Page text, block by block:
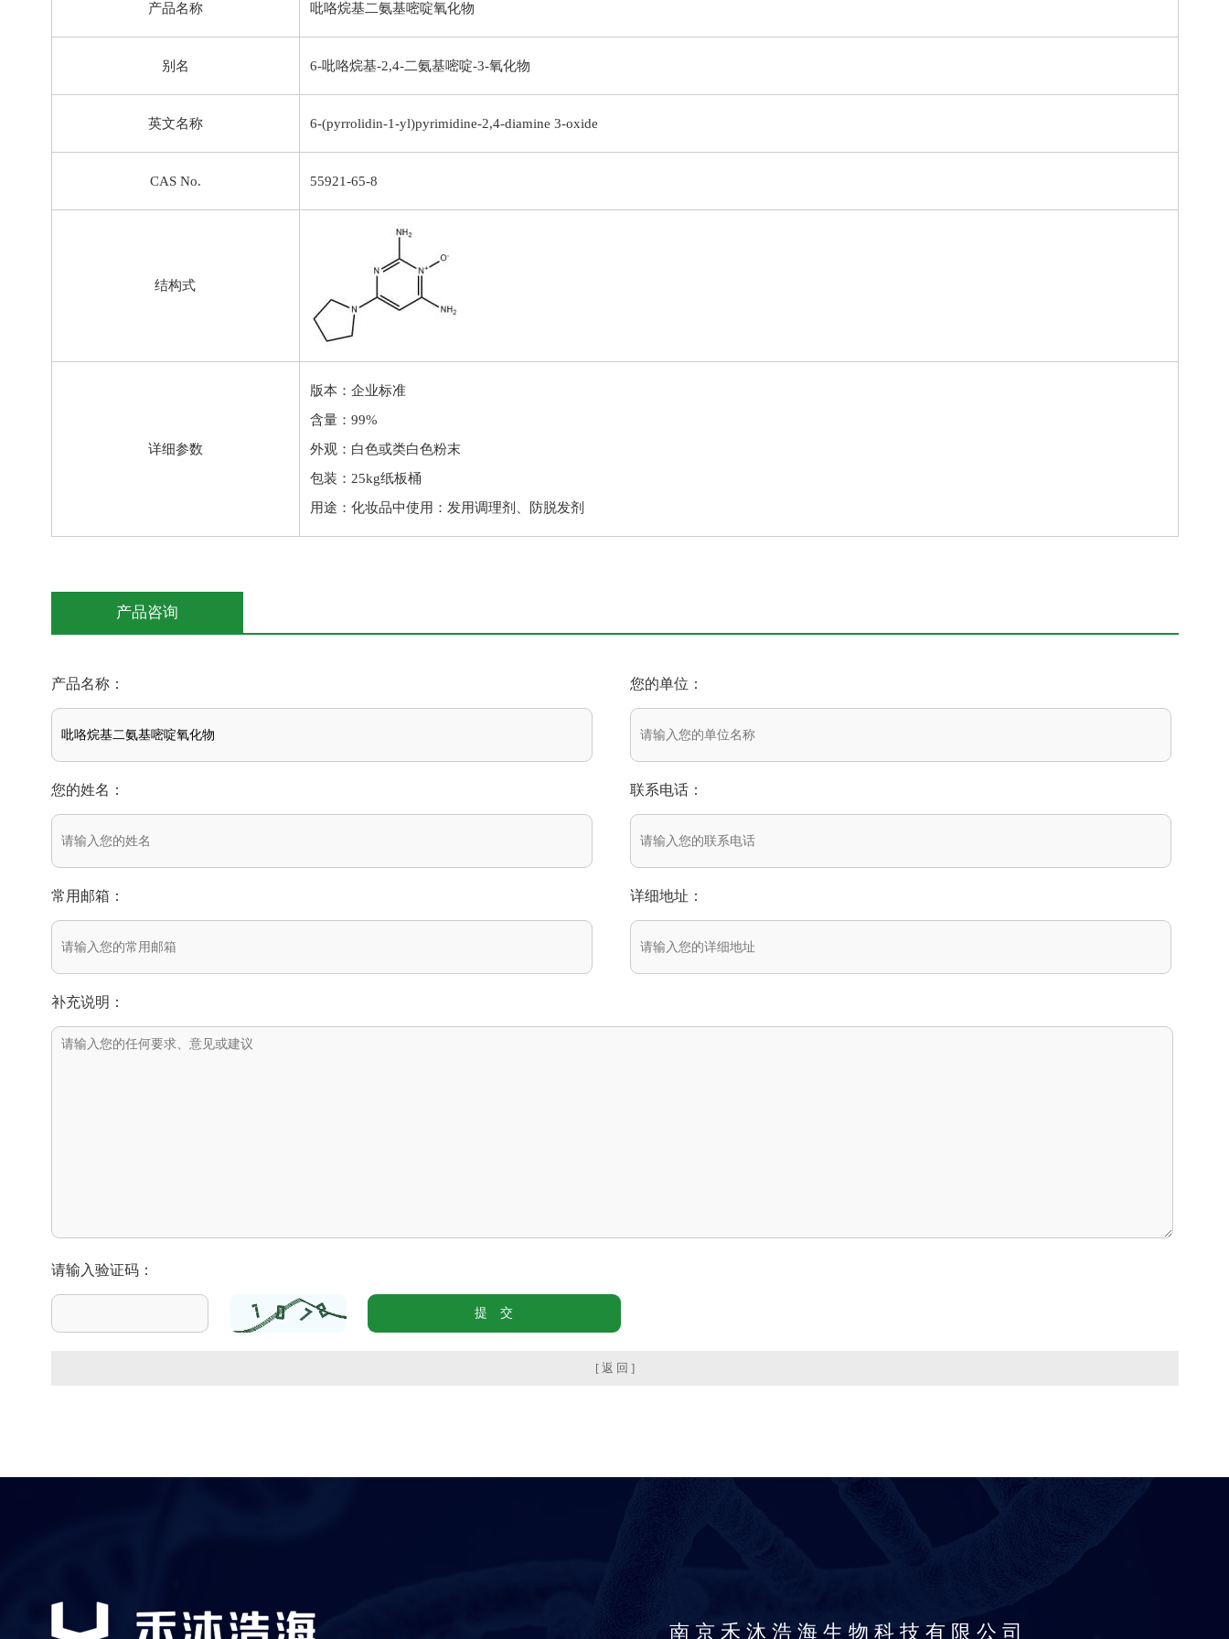
产品名称 吡咯烷基二氨基嘧啶氧化物
别名 6-吡咯烷基-2,4-二氨基嘧啶-3-氧化物
英文名称 6-(pyrrolidin-1-yl)pyrimidine-2,4-diamine 3-oxide
CAS No. 55921-65-8
结构式
详细参数
版本：企业标准
含量：99%
外观：白色或类白色粉末
包装：25kg纸板桶
用途：化妆品中使用：发用调理剂、防脱发剂
产品咨询
产品名称： 您的单位：
您的姓名： 联系电话：
常用邮箱： 详细地址：
补充说明：
请输入验证码：
[ 返 回 ]
南京禾沐浩海生物科技有限公司